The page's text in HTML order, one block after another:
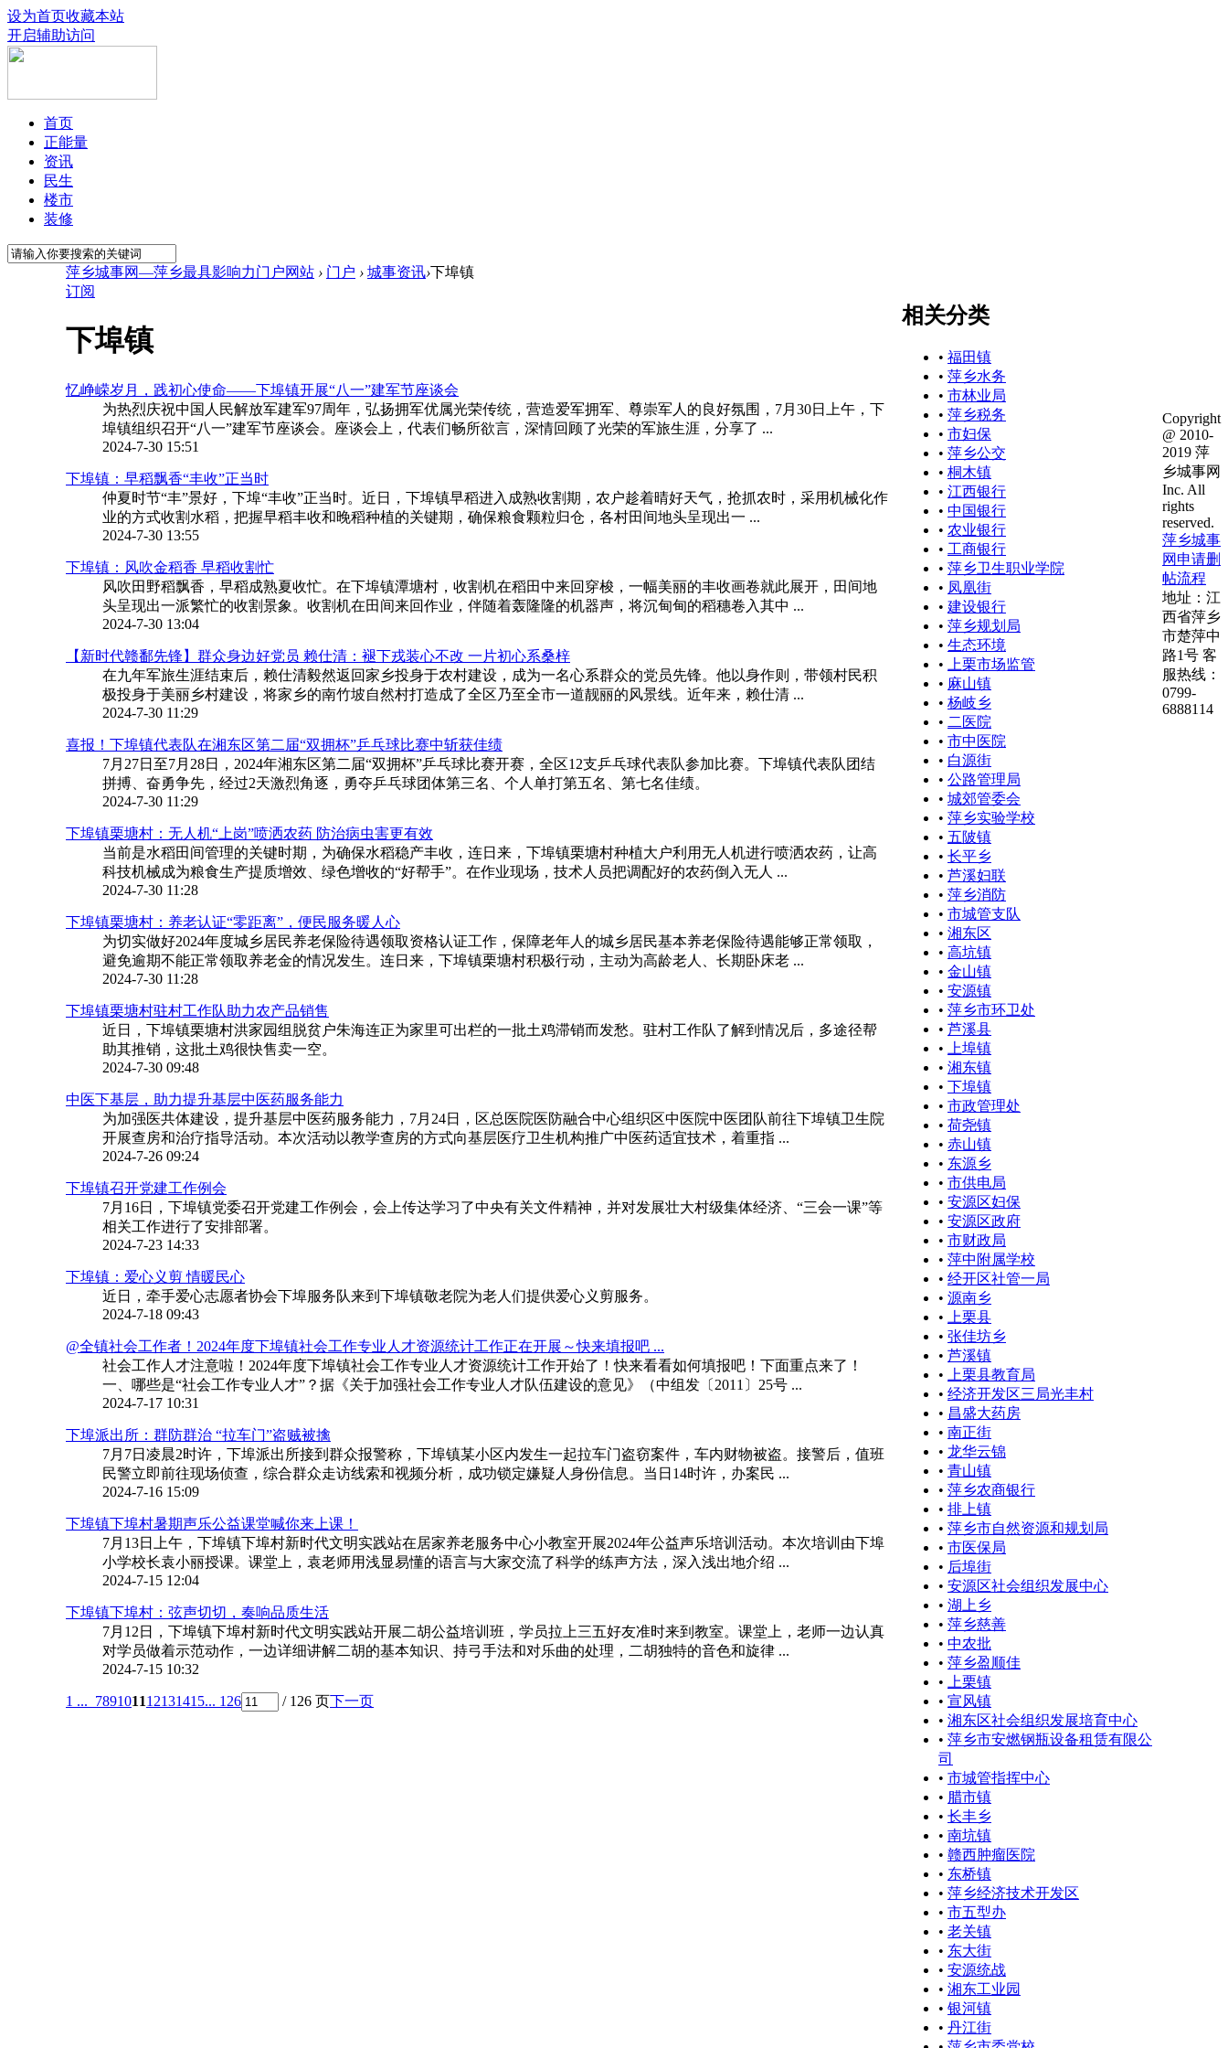
设为首页收藏本站
开启辅助访问
首页
正能量
资讯
民生
楼市
装修
萍乡城事网—萍乡最具影响力门户网站 › 门户 › 城事资讯›下埠镇
订阅
下埠镇
忆峥嵘岁月，践初心使命——下埠镇开展“八一”建军节座谈会
为热烈庆祝中国人民解放军建军97周年，弘扬拥军优属光荣传统，营造爱军拥军、尊崇军人的良好氛围，7月30日上午，下
埠镇组织召开“八一”建军节座谈会。座谈会上，代表们畅所欲言，深情回顾了光荣的军旅生涯，分享了 ...
2024-7-30 15:51
下埠镇：早稻飘香“丰收”正当时
仲夏时节“丰”景好，下埠“丰收”正当时。近日，下埠镇早稻进入成熟收割期，农户趁着晴好天气，抢抓农时，采用机械化作
业的方式收割水稻，把握早稻丰收和晚稻种植的关键期，确保粮食颗粒归仓，各村田间地头呈现出一 ...
2024-7-30 13:55
下埠镇：风吹金稻香 早稻收割忙
风吹田野稻飘香，早稻成熟夏收忙。在下埠镇潭塘村，收割机在稻田中来回穿梭，一幅美丽的丰收画卷就此展开，田间地
头呈现出一派繁忙的收割景象。收割机在田间来回作业，伴随着轰隆隆的机器声，将沉甸甸的稻穗卷入其中 ...
2024-7-30 13:04
【新时代赣鄱先锋】群众身边好党员 赖仕清：褪下戎装心不改 一片初心系桑梓
在九年军旅生涯结束后，赖仕清毅然返回家乡投身于农村建设，成为一名心系群众的党员先锋。他以身作则，带领村民积
极投身于美丽乡村建设，将家乡的南竹坡自然村打造成了全区乃至全市一道靓丽的风景线。近年来，赖仕清 ...
2024-7-30 11:29
喜报！下埠镇代表队在湘东区第二届“双拥杯”乒乓球比赛中斩获佳绩
7月27日至7月28日，2024年湘东区第二届“双拥杯”乒乓球比赛开赛，全区12支乒乓球代表队参加比赛。下埠镇代表队团结
拼搏、奋勇争先，经过2天激烈角逐，勇夺乒乓球团体第三名、个人单打第五名、第七名佳绩。
2024-7-30 11:29
下埠镇栗塘村：无人机“上岗”喷洒农药 防治病虫害更有效
当前是水稻田间管理的关键时期，为确保水稻稳产丰收，连日来，下埠镇栗塘村种植大户利用无人机进行喷洒农药，让高
科技机械成为粮食生产提质增效、绿色增收的“好帮手”。在作业现场，技术人员把调配好的农药倒入无人 ...
2024-7-30 11:28
下埠镇栗塘村：养老认证“零距离”，便民服务暖人心
为切实做好2024年度城乡居民养老保险待遇领取资格认证工作，保障老年人的城乡居民基本养老保险待遇能够正常领取，
避免逾期不能正常领取养老金的情况发生。连日来，下埠镇栗塘村积极行动，主动为高龄老人、长期卧床老 ...
2024-7-30 11:28
下埠镇栗塘村驻村工作队助力农产品销售
近日，下埠镇栗塘村洪家园组脱贫户朱海连正为家里可出栏的一批土鸡滞销而发愁。驻村工作队了解到情况后，多途径帮
助其推销，这批土鸡很快售卖一空。
2024-7-30 09:48
中医下基层，助力提升基层中医药服务能力
为加强医共体建设，提升基层中医药服务能力，7月24日，区总医院医防融合中心组织区中医院中医团队前往下埠镇卫生院
开展查房和治疗指导活动。本次活动以教学查房的方式向基层医疗卫生机构推广中医药适宜技术，着重指 ...
2024-7-26 09:24
下埠镇召开党建工作例会
7月16日，下埠镇党委召开党建工作例会，会上传达学习了中央有关文件精神，并对发展壮大村级集体经济、“三会一课”等
相关工作进行了安排部署。
2024-7-23 14:33
下埠镇：爱心义剪 情暖民心
近日，牵手爱心志愿者协会下埠服务队来到下埠镇敬老院为老人们提供爱心义剪服务。
2024-7-18 09:43
@全镇社会工作者！2024年度下埠镇社会工作专业人才资源统计工作正在开展～快来填报吧 ...
社会工作人才注意啦！2024年度下埠镇社会工作专业人才资源统计工作开始了！快来看看如何填报吧！下面重点来了！
一、哪些是“社会工作专业人才”？据《关于加强社会工作专业人才队伍建设的意见》（中组发〔2011〕25号 ...
2024-7-17 10:31
下埠派出所：群防群治 “拉车门”盗贼被擒
7月7日凌晨2时许，下埠派出所接到群众报警称，下埠镇某小区内发生一起拉车门盗窃案件，车内财物被盗。接警后，值班
民警立即前往现场侦查，综合群众走访线索和视频分析，成功锁定嫌疑人身份信息。当日14时许，办案民 ...
2024-7-16 15:09
下埠镇下埠村暑期声乐公益课堂喊你来上课！
7月13日上午，下埠镇下埠村新时代文明实践站在居家养老服务中心小教室开展2024年公益声乐培训活动。本次培训由下埠
小学校长袁小丽授课。课堂上，袁老师用浅显易懂的语言与大家交流了科学的练声方法，深入浅出地介绍 ...
2024-7-15 12:04
下埠镇下埠村：弦声切切，奏响品质生活
7月12日，下埠镇下埠村新时代文明实践站开展二胡公益培训班，学员拉上三五好友准时来到教室。课堂上，老师一边认真
对学员做着示范动作，一边详细讲解二胡的基本知识、持弓手法和对乐曲的处理，二胡独特的音色和旋律 ...
2024-7-15 10:32
1 ... 789101112131415... 126 / 126 页下一页
相关分类
• 福田镇
• 萍乡水务
• 市林业局
• 萍乡税务
• 市妇保
• 萍乡公交
• 桐木镇
• 江西银行
• 中国银行
• 农业银行
• 工商银行
• 萍乡卫生职业学院
• 凤凰街
• 建设银行
• 萍乡规划局
• 生态环境
•
上栗市场监管
• 麻山镇
• 杨岐乡
• 二医院
• 市中医院
• 白源街
• 公路管理局
• 城郊管委会
• 萍乡实验学校
• 五陂镇
• 长平乡
• 芦溪妇联
• 萍乡消防
• 市城管支队
• 湘东区
• 高坑镇
• 金山镇
• 安源镇
• 萍乡市环卫处
• 芦溪县
•
上埠镇
• 湘东镇
• 下埠镇
• 市政管理处
• 荷尧镇
• 赤山镇
• 东源乡
• 市供电局
• 安源区妇保
• 安源区政府
• 市财政局
• 萍中附属学校
• 经开区社管一局
• 源南乡
•
上栗县
• 张佳坊乡
• 芦溪镇
•
上栗县教育局
• 经济开发区三局光丰村
• 昌盛大药房
• 南正街
• 龙华云锦
• 青山镇
• 萍乡农商银行
• 排上镇
• 萍乡市自然资源和规划局
• 市医保局
• 后埠街
• 安源区社会组织发展中心
• 湖上乡
• 萍乡慈善
• 中农批
• 萍乡盈顺佳
•
上栗镇
• 宣风镇
• 湘东区社会组织发展培育中心
• 萍乡市安燃钢瓶设备租赁有限公
司
• 市城管指挥中心
• 腊市镇
• 长丰乡
• 南坑镇
• 赣西肿瘤医院
• 东桥镇
• 萍乡经济技术开发区
• 市五型办
• 老关镇
• 东大街
• 安源统战
• 湘东工业园
• 银河镇
• 丹江街
Copyright
@ 2010-
2019 萍
乡城事网
Inc. All
rights
reserved.
萍乡城事
网申请删
帖流程
地址：江
西省萍乡
市楚萍中
路1号 客
服热线：
0799-
6888114